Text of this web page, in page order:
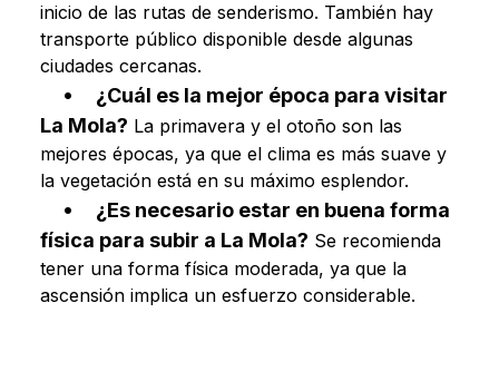
inicio de las rutas de senderismo. También hay
transporte público disponible desde algunas
ciudades cercanas.
¿Cuál es la mejor época para visitar
La Mola? La primavera y el otoño son las
mejores épocas, ya que el clima es más suave y
la vegetación está en su máximo esplendor.
¿Es necesario estar en buena forma
física para subir a La Mola? Se recomienda
tener una forma física moderada, ya que la
ascensión implica un esfuerzo considerable.